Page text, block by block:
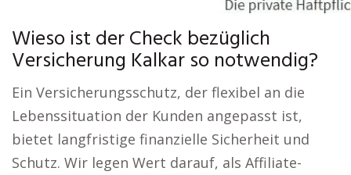
Wieso ist der Check bezüglich
Versicherung Kalkar so notwendig?
Ein Versicherungsschutz, der flexibel an die
Lebenssituation der Kunden angepasst ist,
bietet langfristige finanzielle Sicherheit und
Schutz. Wir legen Wert darauf, als Affiliate-